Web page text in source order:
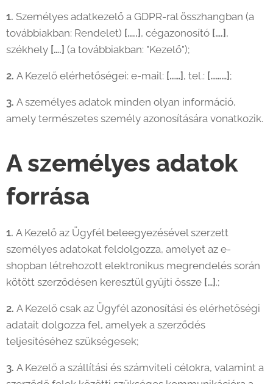
1. Személyes adatkezelő a GDPR-ral összhangban (a
továbbiakban: Rendelet) […..] , cégazonosító [….] ,
székhely [….] (a továbbiakban: "Kezelő");
2. A Kezelő elérhetőségei: e-mail: [……] , tel.: [………] ;
3. A személyes adatok minden olyan információ,
amely természetes személy azonosítására vonatkozik.
A személyes adatok
forrása
1. A Kezelő az Ügyfél beleegyezésével szerzett
személyes adatokat feldolgozza, amelyet az e-
shopban létrehozott elektronikus megrendelés során
kötött szerződésen keresztül gyűjti össze […] .;
2. A Kezelő csak az Ügyfél azonosítási és elérhetőségi
adatait dolgozza fel, amelyek a szerződés
teljesítéséhez szükségesek;
3. A Kezelő a szállítási és számviteli célokra, valamint a